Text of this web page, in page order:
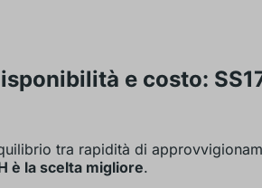
e costo:
tra rapidità di
è la scelta migliore.